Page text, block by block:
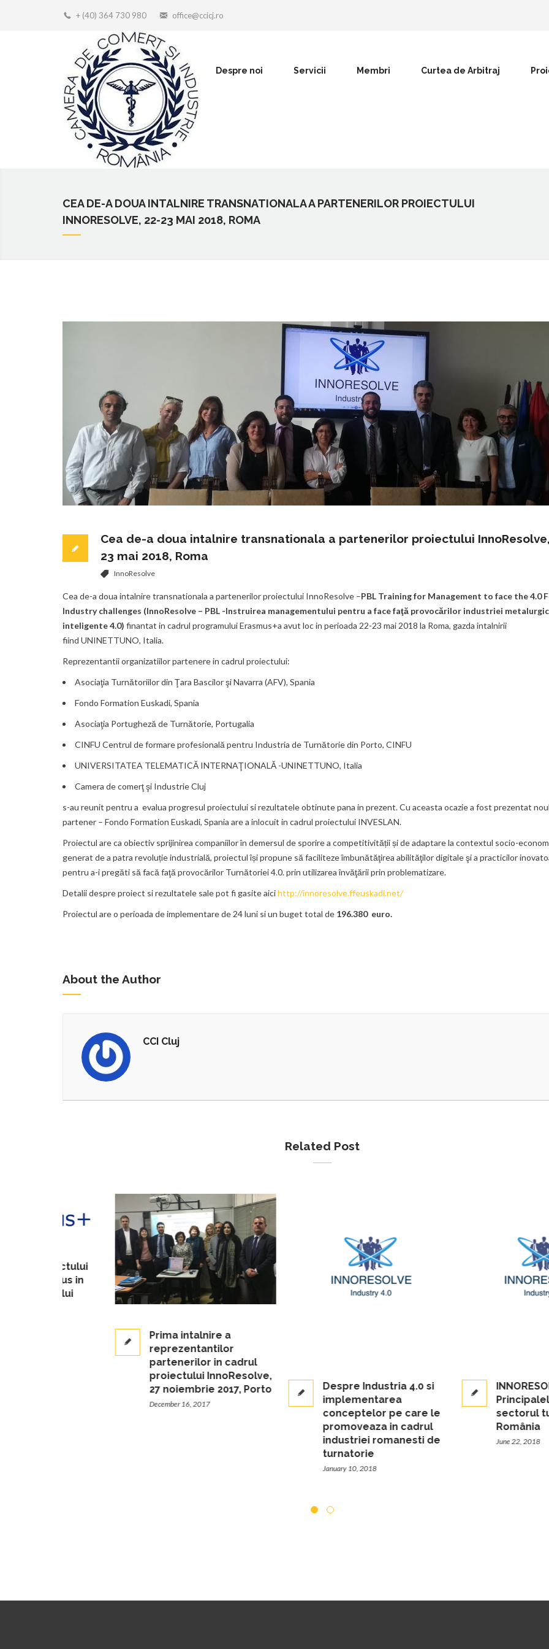
+ (40) 364 730 980 office@ccicj.ro
Despre noi Servicii Membri Curtea de Arbitraj
CEA DE-A DOUA INTALNIRE TRANSNATIONALA A PARTENERILOR PROIECTULUI
INNORESOLVE, 22-23 MAI 2018, ROMA
Cea de-a doua intalnire transnationala a partenerilor proiectului
23 mai 2018, Roma
InnoResolve
Cea de-a doua intalnire transnationala a partenerilor proiectului InnoResolve –PBL Training for Management to face the 4.0
Industry challenges (InnoResolve – PBL -Instruirea managementului pentru a face faţă provocărilor industriei
inteligente 4.0) finantat in cadrul programului Erasmus+a avut loc in perioada 22-23 mai 2018 la Roma, gazda intalnirii
fiind UNINETTUNO, Italia.
Reprezentantii organizatiilor partenere in cadrul proiectului:
Asociaţia Turnătoriilor din Ţara Bascilor şi Navarra (AFV), Spania
Fondo Formation Euskadi, Spania
Asociaţia Portugheză de Turnătorie, Portugalia
CINFU Centrul de formare profesională pentru Industria de Turnătorie din Porto, CINFU
UNIVERSITATEA TELEMATICĂ INTERNAŢIONALĂ -UNINETTUNO, Italia
Camera de comerţ şi Industrie Cluj
s-au reunit pentru a evalua progresul proiectului si rezultatele obtinute pana in prezent. Cu aceasta ocazie a fost prezentat noul
partener – Fondo Formation Euskadi, Spania are a inlocuit in cadrul proiectului INVESLAN.
Proiectul are ca obiectiv sprijinirea companiilor în demersul de sporire a competitivității și de adaptare la contextul socio-
generat de a patra revoluție industrială, proiectul își propune să faciliteze îmbunătăţirea abilităţilor digitale şi a practicilor
pentru a-i pregăti să facă faţă provocărilor Turnătoriei 4.0. prin utilizarea învăţării prin problematizare.
Detalii despre proiect si rezultatele sale pot fi gasite aicihttp://innoresolve.ffeuskadi.net/
Proiectul are o perioada de implementare de 24 luni si un buget total de 196.380 euro.
About the Author
CCI Cluj
Related Post
Prima intalnire a
reprezentantilor
partenerilor in cadrul
proiectului InnoResolve,
27 noiembrie 2017, Porto
December 16, 2017
Despre Industria 4.0 si
implementarea
conceptelor pe care le
promoveaza in cadrul
industriei romanesti de
turnatorie
January 10, 2018
INNORESOLVE-
Principalele
sectorul